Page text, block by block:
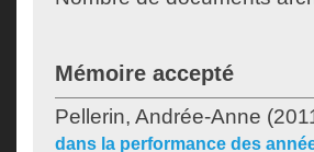
Mémoire accepté
Pellerin, Andrée-Anne
dans la performance des